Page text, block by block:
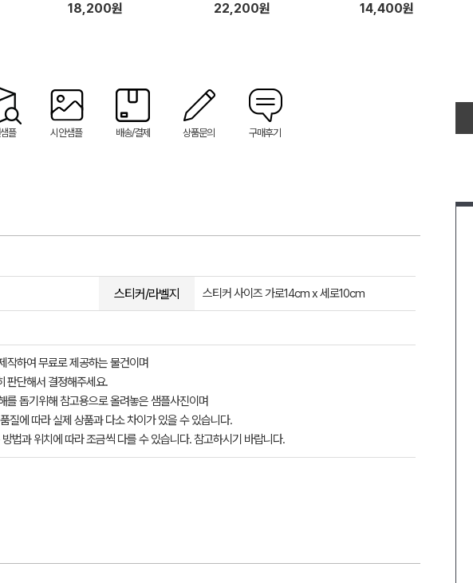
18,200원 22,200원 14,400원
플 시안샘플 배송/결제 상품문의 구매후기
스티커/라벨지 스티커 사이즈 가로14cm x 세로10cm
작하여 무료로 제공하는 물건이며
판단해서 결정해주세요.
를 돕기위해 참고용으로 올려놓은 샘플사진이며
질에 따라 실제 상품과 다소 차이가 있을 수 있습니다.
법과 위치에 따라 조금씩 다를 수 있습니다. 참고하시기 바랍니다.